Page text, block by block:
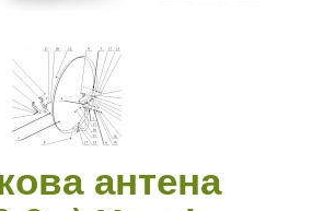
антена